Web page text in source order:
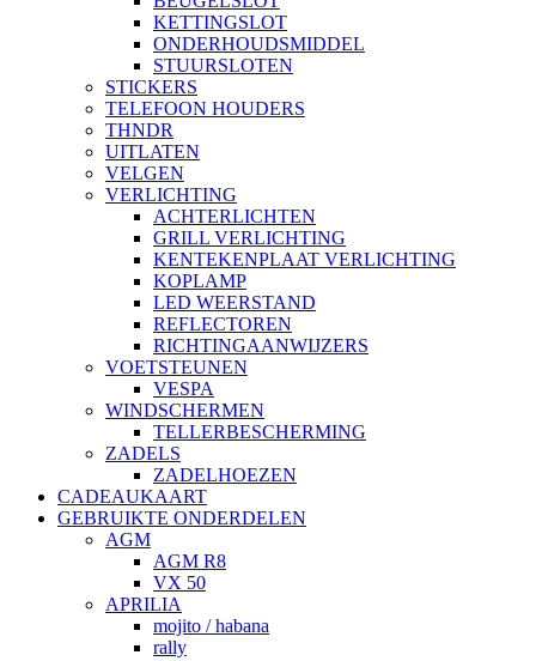
KETTINGSLOT
ONDERHOUDSMIDDEL
STUURSLOTEN
STICKERS
TELEFOON HOUDERS
THNDR
UITLATEN
VELGEN
VERLICHTING
ACHTERLICHTEN
GRILL VERLICHTING
KENTEKENPLAAT VERLICHTING
KOPLAMP
LED WEERSTAND
REFLECTOREN
RICHTINGAANWIJZERS
VOETSTEUNEN
VESPA
WINDSCHERMEN
TELLERBESCHERMING
ZADELS
ZADELHOEZEN
CADEAUKAART
GEBRUIKTE ONDERDELEN
AGM
AGM R8
VX 50
APRILIA
mojito / habana
rally